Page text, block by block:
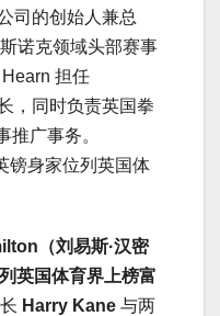
司的创始人兼总
诺克领域头部赛事
担任
，同时负责英国拳
推广事务。
镑身家位列英国体
（刘易斯·汉密
英国体育界上榜富
Harry Kane 与两